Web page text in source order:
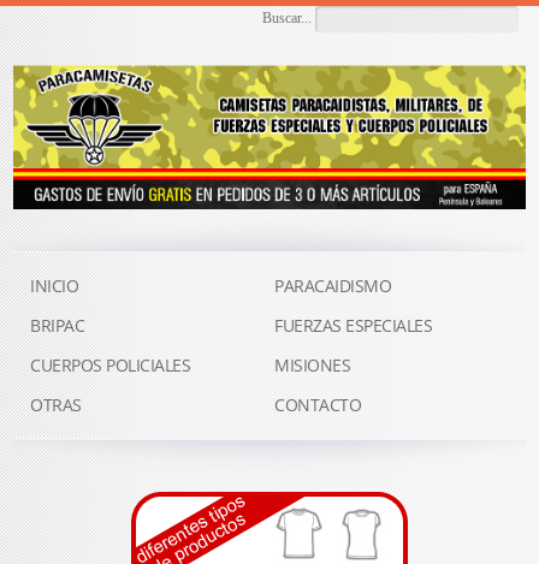
Buscar...
INICIO
PARACAIDISMO
BRIPAC
FUERZAS ESPECIALES
CUERPOS POLICIALES
MISIONES
OTRAS
CONTACTO